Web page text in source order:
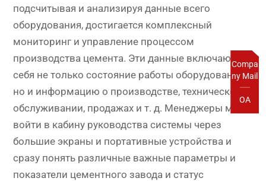
Compa
ny Mail
OA
подсчитывая и анализируя данные всего
оборудования, достигается комплексный
мониторинг и управление процессом
производства цемента. Эти данные включают в
себя не только состояние работы оборудования,
но и информацию о производстве, техническом
обслуживании, продажах и т. д. Менеджеры могут
войти в кабину руководства системы через
большие экраны и портативные устройства и
сразу понять различные важные параметры и
показатели цементного завода и статус